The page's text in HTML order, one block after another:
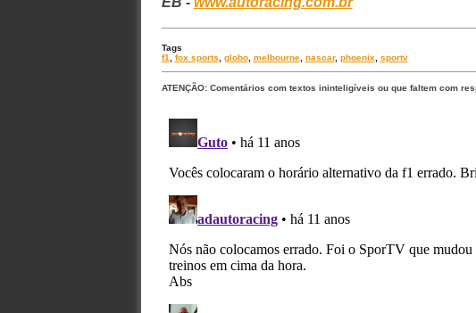
Tags
f1
fox sports globo, melbourne, nascar, phoenix sportv
ATENÇÃO: Comentários com textos ininteligíveis ou que faltem com